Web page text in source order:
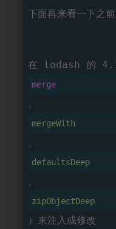
下面再来看一下之
在 lodash 的
merge
mergeWith
defaultsDeep
zipObjectDeep
）来注入或修改